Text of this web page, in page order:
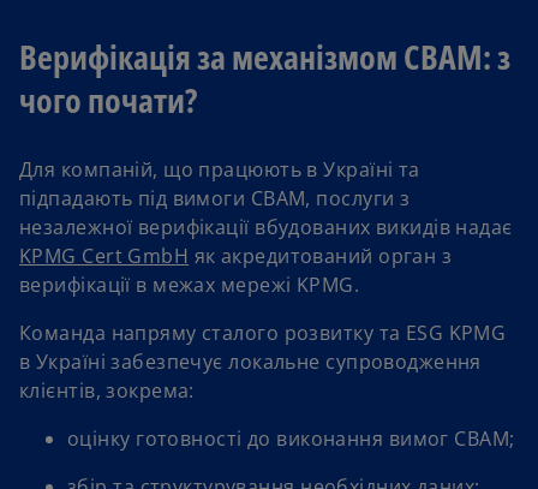
Верифікація за механізмом CBAM: з
чого почати?
Для компаній, що працюють в Україні та
підпадають під вимоги CBAM, послуги з
незалежної верифікації вбудованих викидів надає
KPMG Cert GmbH o
p
n
s
i
як акредитований орган з
верифікації в межах мережі KPMG.
Команда напряму сталого розвитку та ESG KPMG
в Україні забезпечує локальне супроводження
клієнтів, зокрема:
оцінку готовності до виконання вимог CBAM;